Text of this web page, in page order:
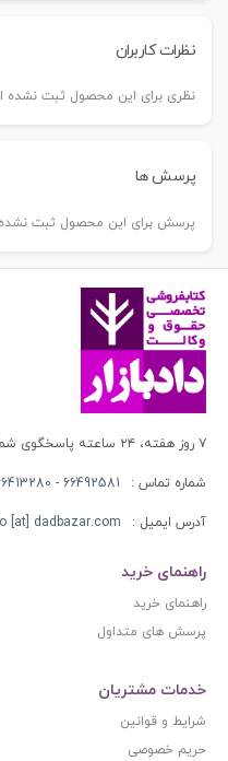
نظرات کاربران
نظری برای این محصول ثبت نشده
پرسش ها
پرسش برای این محصول ثبت نشده
۷ روز هفته، ۲۴ ساعته پاسخگوی شما هستیم
شماره تماس : 66492581 - 66413280 (021)
آدرس ایمیل : [at] dadbazar.com
راهنمای خرید
راهنمای خرید
پرسش های متداول
خدمات مشتریان
شرایط و قوانین
حریم خصوصی